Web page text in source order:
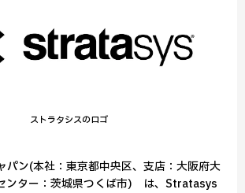
ストラタシスのロゴ
パン(本社：東京都中央区、支店：大阪府大
ンター：茨城県つくば市) は、Stratasys